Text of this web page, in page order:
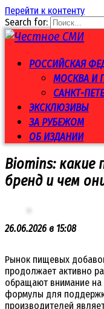
Перейти к контенту
Search for:
РОССИЙСКАЯ
МОСКВА И
САНКТ-
ЭКСКЛЮЗИВЫ
ЗА РУБЕЖОМ
ОБ ИЗДАНИИ
Biomins:
бренд и чем
26.06.2026 в 15:08
Рынок пищевых
продолжает активно
обращают внимание
формулы для
производителей